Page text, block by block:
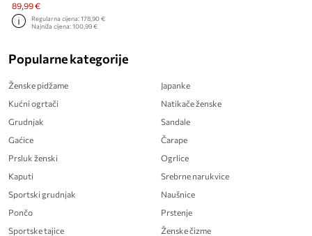
89,99 €
Regularna cijena:178,90 €
Najniža cijena:100,99 €
Popularne kategorije
Ženske pidžame
Kućni ogrtači
Grudnjak
Gaćice
Prsluk ženski
Kaputi
Sportski grudnjak
Pončo
Sportske tajice
Japanke
Natikače ženske
Sandale
Čarape
Ogrlice
Srebrne narukvice
Naušnice
Prstenje
Ženske čizme